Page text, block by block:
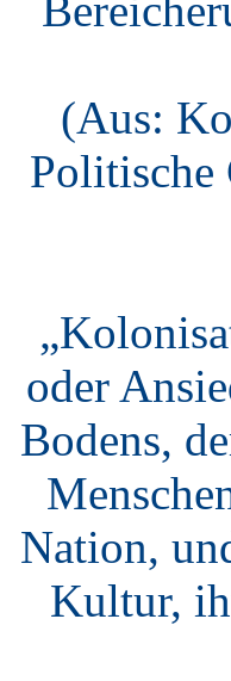
(Aus:
Politische
oder
Bodens,
Nation,
Kultur,